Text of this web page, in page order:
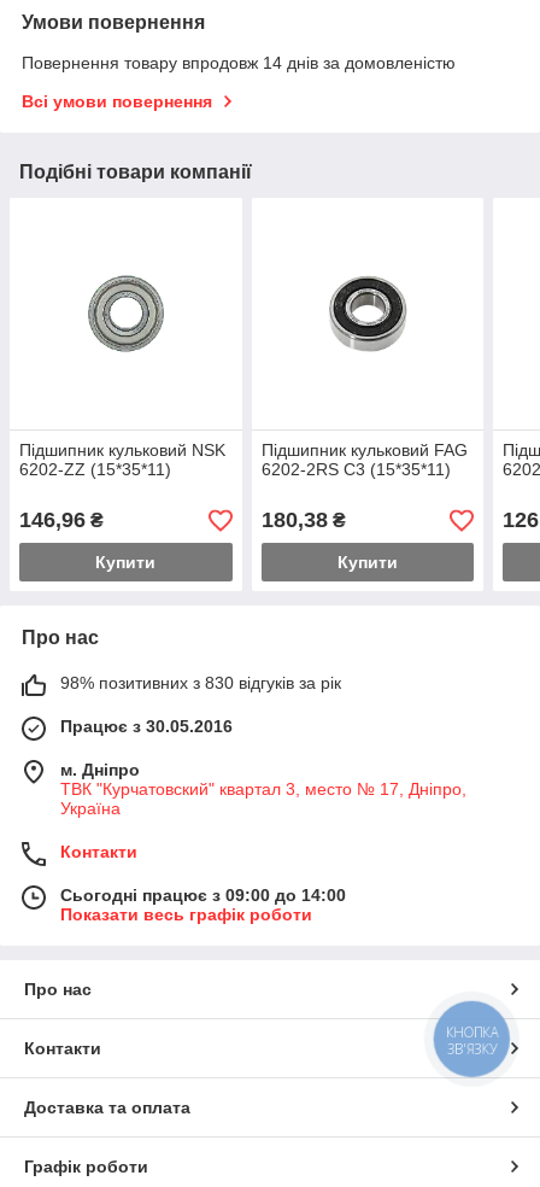
Умови повернення
Повернення товару впродовж 14 днів за домовленістю
Всі умови повернення
Подібні товари компанії
Підшипник кульковий NSK
6202-ZZ (15*35*11)
146,96 ₴
Купити
Підшипник кульковий FAG
6202-2RS C3 (15*35*11)
180,38₴
Купити
Про нас
98% позитивних з 830 відгуків за рік
Працює з 30.05.2016
м. Дніпро
ТВК "Курчатовский" квартал 3, место № 17, Дніпро,
Україна
Контакти
Сьогодні працює з 09:00 до 14:00
Показати весь графік роботи
Про нас
Контакти
Доставка та оплата
Графік роботи
КНОПКА
ЗВ'ЯЗКУ